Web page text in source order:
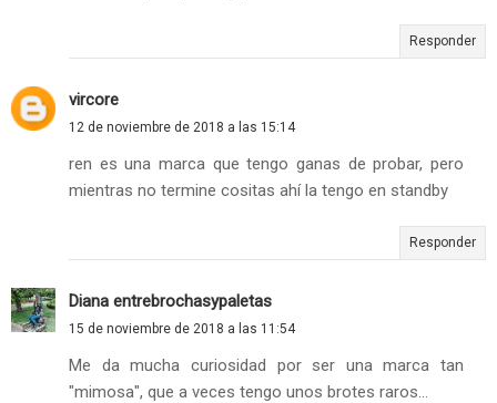
Responder
vircore
12 de noviembre de 2018 a las 15:14
ren es una marca que tengo ganas de probar, pero
mientras no termine cositas ahí la tengo en standby
Responder
Diana entrebrochasypaletas
15 de noviembre de 2018 a las 11:54
Me da mucha curiosidad por ser una marca tan
"mimosa", que a veces tengo unos brotes raros...